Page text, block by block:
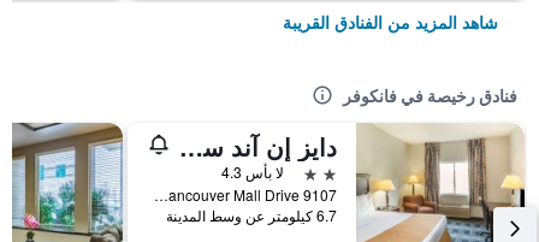
شاهد المزيد من الفنادق القريبة
فنادق رخيصة في فانكوفر
دايز إن آند سويتس باي وبندام فونكوفير
2 نجمتين
لا بأس 4.3
9107 Northeast Vancouver Mall Drive, فانكوفر, WA, الولايات المتحدة الأميريكية
6.7 كيلومتر عن وسط المدينة